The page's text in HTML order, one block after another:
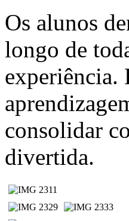
Os alunos
longo de
experiência.
consolidar
divertida.